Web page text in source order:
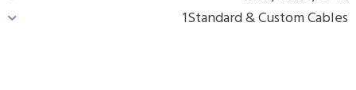
Standard & Custom Cables
1